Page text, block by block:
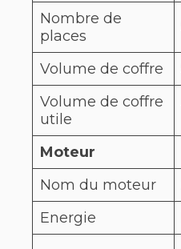
Nombre de
places
Volume de coffre
Volume de coffre
utile
Moteur
Nom du moteur
Energie